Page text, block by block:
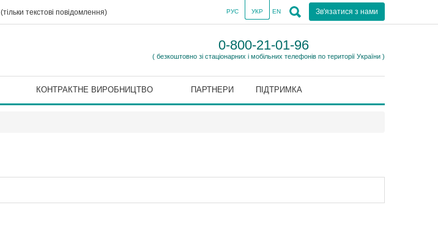
(тільки текстові повідомлення) Зв'язатися з нами
РУС УКР EN
0-800-21-01-96
( безкоштовно зі стаціонарних і мобільних телефонів по території України )
КОНТРАКТНЕ ВИРОБНИЦТВО ПАРТНЕРИ ПІДТРИМКА